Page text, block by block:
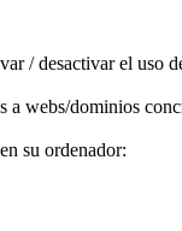
/ desactivar el uso
webs/dominios
su ordenador: